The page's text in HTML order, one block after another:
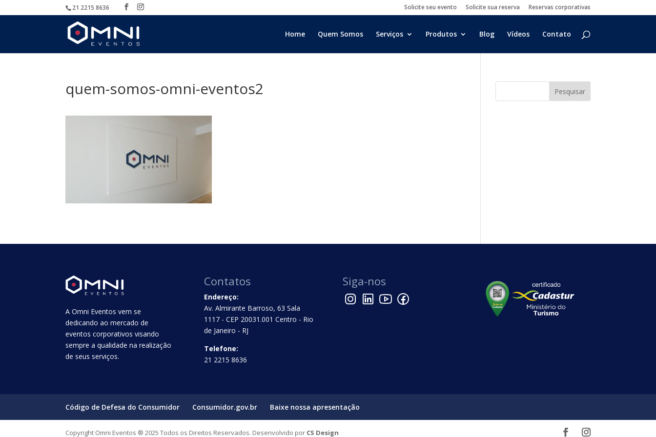
21 2215 8636 Solicite seu evento Solicite sua reserva Reservas corporativas
Home Quem Somos Serviços Produtos Blog Vídeos Contato
quem-somos-omni-eventos2
A Omni Eventos vem se
dedicando ao mercado de
eventos corporativos visando
sempre a qualidade na realização
de seus serviços.
Contatos
Endereço:
Av. Almirante Barroso, 63 Sala
1117 - CEP 20031.001 Centro - Rio
de Janeiro - RJ
Telefone:
21 2215 8636
Siga-nos
Código de Defesa do Consumidor Consumidor.gov.br Baixe nossa apresentação
Copyright Omni Eventos ® 2025 Todos os Direitos Reservados. Desenvolvido por CS Design